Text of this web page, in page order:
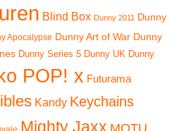
Blind Box Dunny 2011 Dunny
Apocalypse Dunny Art of War Dunny
Dunny Series 5 Dunny UK Dunny
POP! x Futurama
Kandy Keychains
Mighty Jaxx MOTU